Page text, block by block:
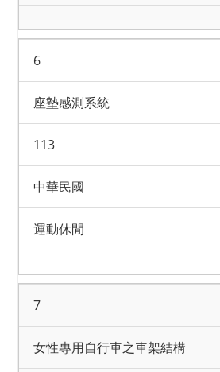
6
座墊感測系統
113
中華民國
運動休閒
7
女性專用自行車之車架結構